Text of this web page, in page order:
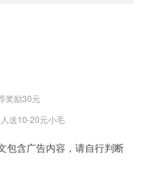
奖励30元
送10-20元小毛
包含广告内容，请自行判断